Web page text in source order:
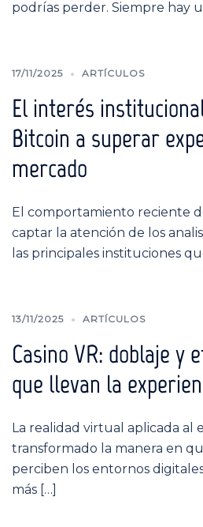
podrías perder. Siempre hay
17/11/2025 ARTÍCULOS
El interés
Bitcoin a superar
mercado
El comportamiento reciente
captar la atención de los
las principales instituciones
13/11/2025 ARTÍCULOS
Casino VR: doblaje y
que llevan la
La realidad virtual aplicada al
transformado la manera en
perciben los entornos
más […]